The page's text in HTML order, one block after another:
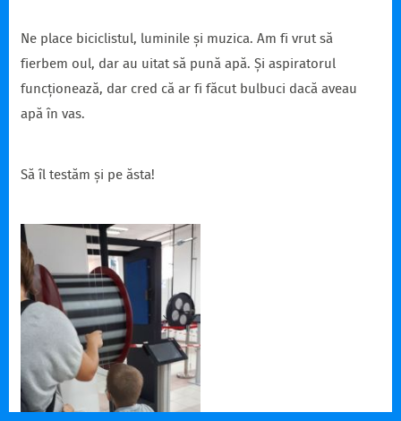
Ne place biciclistul, luminile și muzica. Am fi vrut să
fierbem oul, dar au uitat să pună apă. Și aspiratorul
funcționează, dar cred că ar fi făcut bulbuci dacă aveau
apă în vas.
Să îl testăm și pe ăsta!